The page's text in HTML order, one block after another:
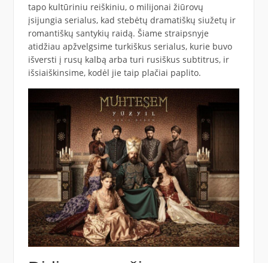
tapo kultūriniu reiškiniu, o milijonai žiūrovų
įsijungia serialus, kad stebėtų dramatiškų siužetų ir
romantiškų santykių raidą. Šiame straipsnyje
atidžiau apžvelgsime turkiškus serialus, kurie buvo
išversti į rusų kalbą arba turi rusiškus subtitrus, ir
išsiaiškinsime, kodėl jie taip plačiai paplito.